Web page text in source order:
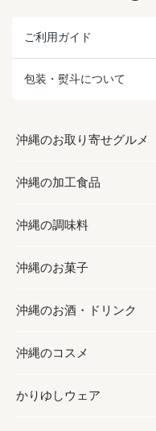
ご利用ガイド
包装・熨斗について
沖縄のお取り寄せグルメ
お取り寄せグルメ
フルーツ・野菜
お肉
海産物
沖縄の加工食品
加工食品
缶詰／パウチ
沖縄料理
沖縄そば／乾麺
レトルト食品
沖縄の調味料
調味料
砂糖／黒砂糖
塩
お酢／ドレッシング
沖縄のお菓子
お菓子
黒糖
ちんすこう
沖縄のお酒・ドリンク
お酒・ドリンク
泡盛
沖縄のコスメ
コスメ
かりゆしウェア